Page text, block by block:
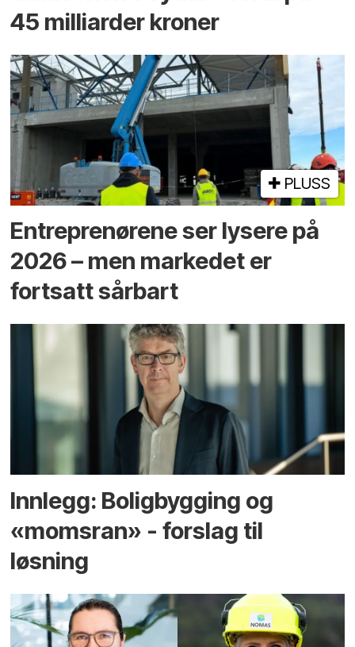
45 milliarder kroner
PLUSS
Entreprenørene ser lysere på
2026 – men markedet er
fortsatt sårbart
Innlegg: Boligbygging og
«momsran» - forslag til
løsning